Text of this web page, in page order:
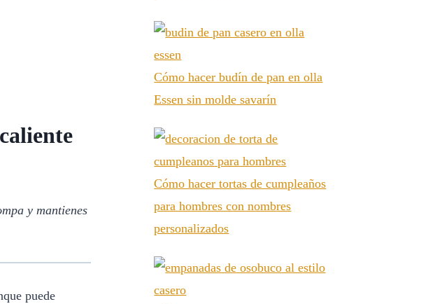
y mantienes
puede
Cómo hacer budín de pan en olla
Essen sin molde savarín
Cómo hacer tortas de cumpleaños
para hombres con nombres
personalizados